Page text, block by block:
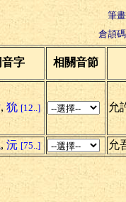
筆
倉頡
音字 相關音節
, 狁 [12..] 允
, 沅 [75..] 允